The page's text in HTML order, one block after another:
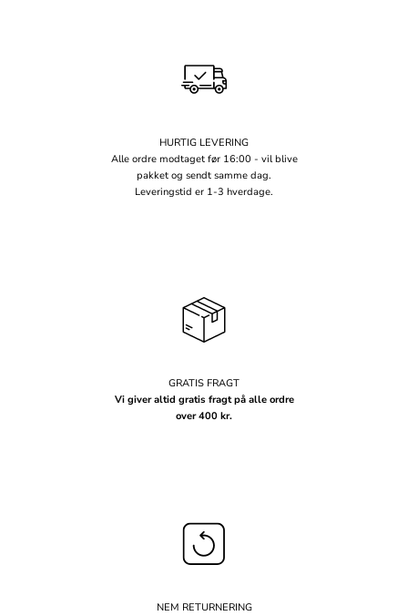
HURTIG LEVERING
Alle ordre modtaget før 16:00 - vil blive
pakket og sendt samme dag.
Leveringstid er 1-3 hverdage.
GRATIS FRAGT
Vi giver altid gratis fragt på alle ordre
over 400 kr.
NEM RETURNERING